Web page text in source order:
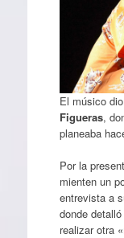
El músico
Figueras,
planeaba
Por la
mienten un
entrevista a
donde
realizar otra